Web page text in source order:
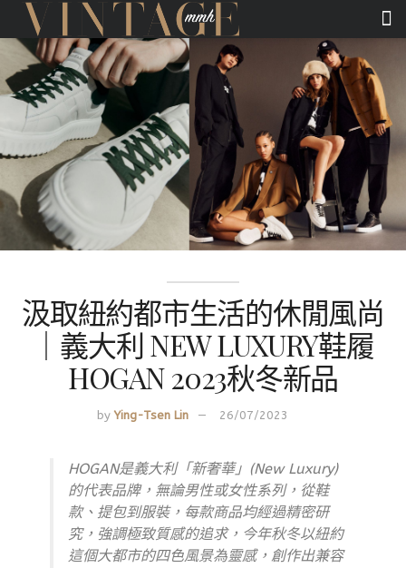
汲取紐約都市生活的休閒風尚
｜義大利 NEW LUXURY鞋履
HOGAN 2023秋冬新品
by Ying-Tsen Lin 26/07/2023
HOGAN是義大利「新奢華」(New Luxury)
的代表品牌，無論男性或女性系列，從鞋
款、提包到服裝，每款商品均經過精密研
究，強調極致質感的追求，今年秋冬以紐約
這個大都市的四色風景為靈感，創作出兼容